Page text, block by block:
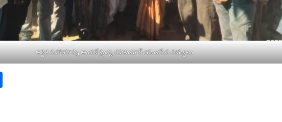
ఆర్థిక సహాయాన్ని అందజేస్తున్న రవికుమార్ యువసేన సభ్యులు